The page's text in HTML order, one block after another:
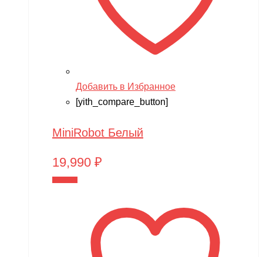
Добавить в Избранное
[yith_compare_button]
MiniRobot Белый
19,990 ₽